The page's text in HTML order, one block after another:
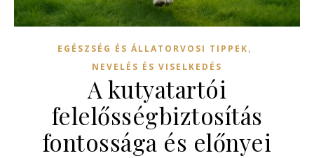
EGÉSZSÉG ÉS ÁLLATORVOSI TIPPEK,
NEVELÉS ÉS VISELKEDÉS
A kutyatartói
felelősségbiztosítás
fontossága és előnyei